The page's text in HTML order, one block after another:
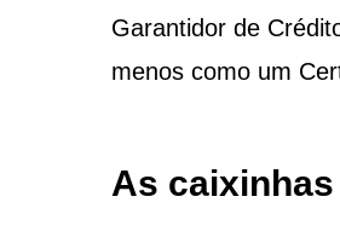
Garantidor de
menos como um
As